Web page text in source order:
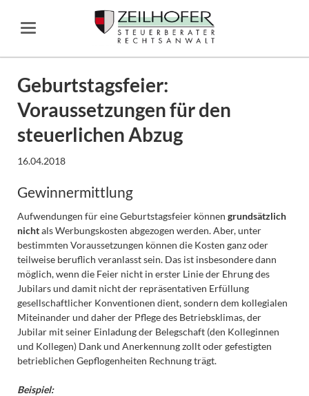
Geburtstagsfeier:
Voraussetzungen für den
steuerlichen Abzug
16.04.2018
Gewinnermittlung
Aufwendungen für eine Geburtstagsfeier können grundsätzlich
nichtals Werbungskosten abgezogen werden. Aber, unter
bestimmten Voraussetzungen können die Kosten ganz oder
teilweise beruflich veranlasst sein. Das ist insbesondere dann
möglich, wenn die Feier nicht in erster Linie der Ehrung des
Jubilars und damit nicht der repräsentativen Erfüllung
gesellschaftlicher Konventionen dient, sondern dem kollegialen
Miteinander und daher der Pflege des Betriebsklimas, der
Jubilar mit seiner Einladung der Belegschaft (den Kolleginnen
und Kollegen) Dank und Anerkennung zollt oder gefestigten
betrieblichen Gepflogenheiten Rechnung trägt.
Beispiel: